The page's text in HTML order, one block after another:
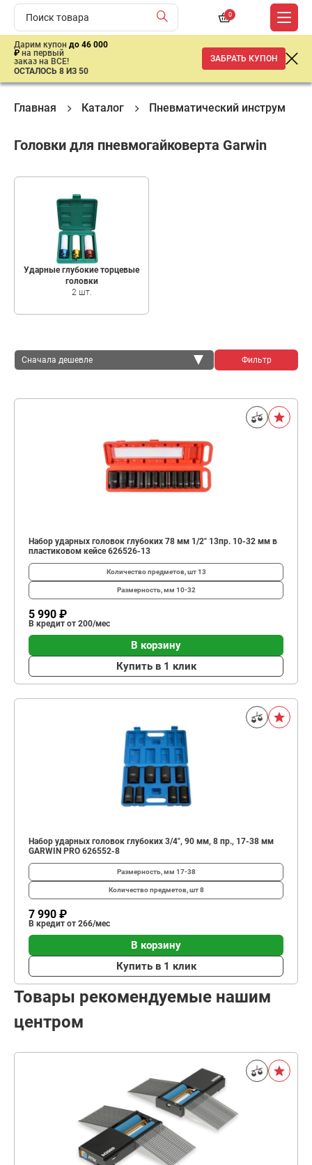
0
Дарим купон до 46 000
₽ на первый
заказ на ВСЕ!
ОСТАЛОСЬ 8 ИЗ 50
ЗАБРАТЬ КУПОН
Главная Каталог Пневматический инструмент
Головки для пневмогайковерта Garwin
Ударные глубокие торцевые
головки
2 шт.
Сначала дешевле Фильтр
Набор ударных головок глубоких 78 мм 1/2" 13пр. 10-32 мм в
пластиковом кейсе 626526-13
Количество предметов, шт13
Размерность, мм 10-32
5 990 ₽
В кредит от 200/мес
В корзину
Купить в 1 клик
Набор ударных головок глубоких 3/4", 90 мм, 8 пр., 17-38 мм
GARWIN PRO 626552-8
Размерность, мм 17-38
Количество предметов, шт8
7 990 ₽
В кредит от 266/мес
В корзину
Купить в 1 клик
Товары рекомендуемые нашим
центром